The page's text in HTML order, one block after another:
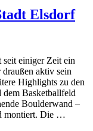
Elsdorf
einiger Zeit ein
aktiv sein
Highlights zu den
dem Basketballfeld
Boulderwand –
montiert. Die …